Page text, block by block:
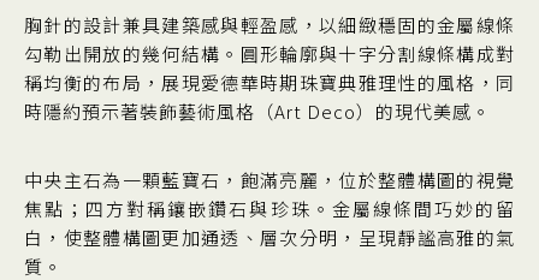
胸針的設計兼具建築感與輕盈感，以細緻穩固的金屬線條
勾勒出開放的幾何結構。圓形輪廓與十字分割線條構成對
稱均衡的布局，展現愛德華時期珠寶典雅理性的風格，同
時隱約預示著裝飾藝術風格（Art Deco）的現代美感。
中央主石為一顆藍寶石，飽滿亮麗，位於整體構圖的視覺
焦點；四方對稱鑲嵌鑽石與珍珠。金屬線條間巧妙的留
白，使整體構圖更加通透、層次分明，呈現靜謐高雅的氣
質。